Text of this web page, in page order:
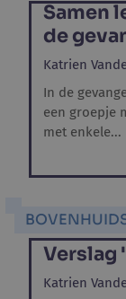
Samen
de
Katrien
In de
een groepje
met enkele...
Verslag
Katrien